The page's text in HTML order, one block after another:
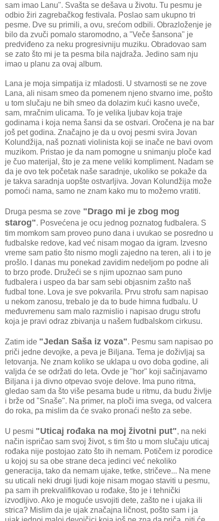
sam imao Lanu". Svašta se dešava u životu. Tu pesmu je
odbio žiri zagrebačkog festivala. Poslao sam ukupno tri
pesme. Dve su primili, a ovu, srećom odbili. Obrazloženje je
bilo da zvuči pomalo staromodno, a "Veče šansona" je
predviđeno za neku progresivniju muziku. Obradovao sam
se zato što mi je ta pesma bila najdraža. Jedino sam nju
imao u planu za ovaj album.
Lana je moja simpatija iz mladosti. U stvarnosti se ne zove
Lana, ali nisam smeo da pomenem njeno stvarno ime, pošto
u tom slučaju ne bih smeo da dolazim kući kasno uveče,
sam, mračnim ulicama. To je velika ljubav koja traje
godinama i koja nema šansi da se ostvari. Oročena je na bar
još pet godina. Značajno je da u ovoj pesmi svira Jovan
Kolundžija, naš poznati violinista koji se inače ne bavi ovom
muzikom. Pristao je da nam pomogne u snimanju ploče kad
je čuo materijal, što je za mene veliki kompliment. Nadam se
da je ovo tek početak naše saradnje, ukoliko se pokaže da
je takva saradnja uopšte ostvarljiva. Jovan Kolundžija može
pomoći nama, samo ne znam kako mu to možemo vratiti.
Druga pesma se zove "Drago mi je zbog mog
starog". Posvećena je ocu jednog poznatog fudbalera. S
tim momkom sam proveo puno dana i uvukao se posredno u
fudbalske redove, kad već nisam mogao da igram. Izvesno
vreme sam patio što nismo mogli zajedno na teren, ali i to je
prošlo. I danas mu ponekad zavidim nedeljom po podne ali
to brzo prođe. Družeći se s njim upoznao sam puno
fudbalera i uspeo da bar sam sebi objasnim zašto naš
fudbal tone. Lova je sve pokvarila. Prvu strofu sam napisao
u nekom zanosu, trebalo je da to bude himna fudbalu. U
međuvremenu sam malo razmislio i napisao drugu strofu
koja je pravi odraz zbivanja u našem fudbalskom cirkusu.
Zatim ide "Jedan Saša iz voza". Pesmu sam napisao po
priči jedne devojke, a peva je Biljana. Tema je doživljaj sa
letovanja. Ne znam koliko se uklapa u ovo doba godine, ali
valjda će se održati do leta. Ovde je "hor" koji sačinjavamo
Biljana i ja divno otpevao svoje delove. Ima puno ritma,
gledao sam da što više pesama bude u ritmu, da budu življe
i brže od "Snaše". Na primer, na ploči ima svega, od valcera
do roka, pa mislim da će svako pronaći nešto za sebe.
U pesmi "Uticaj rođaka na moj životni put", na neki
način ispričao sam svoj život, s tim što u mom slučaju uticaj
rođaka nije postojao zato što ih nemam. Potičem iz porodice
u kojoj su sa obe strane deca jedinci već nekoliko
generacija, tako da nemam ujake, tetke, stričeve... Na mene
su uticali neki drugi ljudi koje nisam mogao staviti u pesmu,
pa sam ih prekvalifikovao u rođake, što je i tehnički
izvodljivo. Ako je moguće usvojiti dete, zašto ne i ujaka ili
strica? Mislim da je ujak značajna ličnost, pošto sam i ja